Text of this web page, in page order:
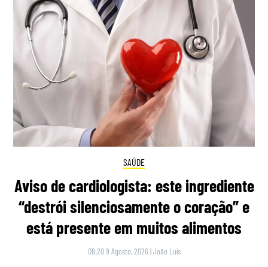
SAÚDE
Aviso de cardiologista: este ingrediente
“destrói silenciosamente o coração” e
está presente em muitos alimentos
08:20 9 Agosto, 2026 |João Luís